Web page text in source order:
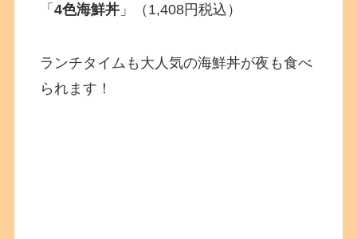
「4色海鮮丼 」（1,408円税込）
ランチタイムも大人気の海鮮丼が夜も食べ
られます！